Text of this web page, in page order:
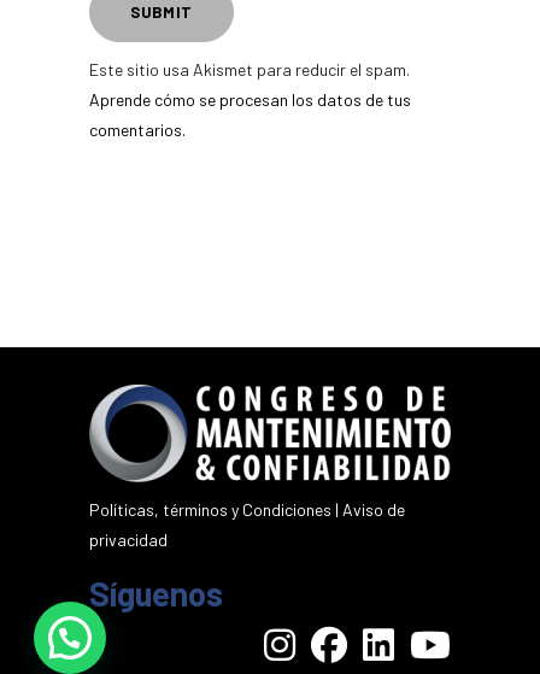
Este sitio usa Akismet para reducir el spam.
Aprende cómo se procesan los datos de tus
comentarios.
Políticas, términos y Condiciones | Aviso de
privacidad
Síguenos